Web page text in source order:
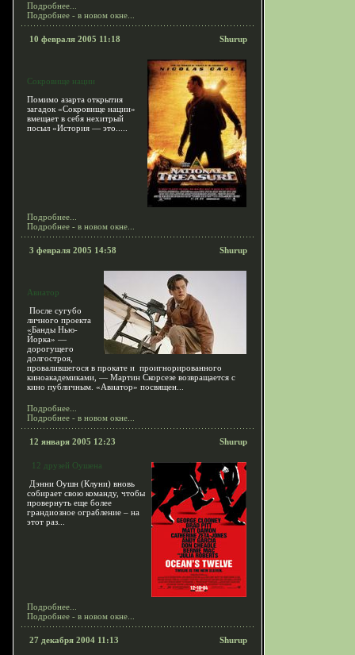
Подробнее...
Подробнее - в новом окне...
10 февраля 2005 11:18 Shurup
Сокровище нации
Помимо азарта открытия
загадок «Сокровище нации»
вмещает в себя нехитрый
посыл «История — это.....
Подробнее...
Подробнее - в новом окне...
3 февраля 2005 14:58 Shurup
Авиатор
После сугубо
личного проекта
«Банды Нью-
Йорка» —
дорогущего
долгостроя,
провалившегося в прокате и проигнорированного
киноакадемиками, — Мартин Скорсезе возвращается с
кино публичным. «Авиатор» посвящен...
Подробнее...
Подробнее - в новом окне...
12 января 2005 12:23 Shurup
12 друзей Оушена
Дэнни Оушн (Клуни) вновь
собирает свою команду, чтобы
провернуть еще более
грандиозное ограбление – на
этот раз...
Подробнее...
Подробнее - в новом окне...
27 декабря 2004 11:13 Shurup